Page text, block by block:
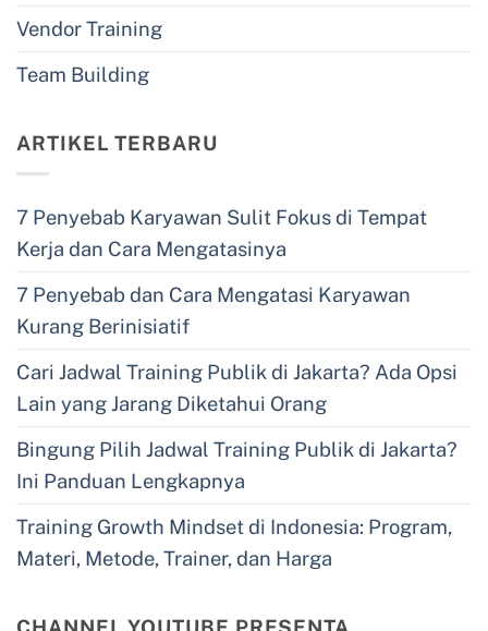
Vendor Training
Team Building
ARTIKEL TERBARU
7 Penyebab Karyawan Sulit Fokus di Tempat
Kerja dan Cara Mengatasinya
7 Penyebab dan Cara Mengatasi Karyawan
Kurang Berinisiatif
Cari Jadwal Training Publik di Jakarta? Ada Opsi
Lain yang Jarang Diketahui Orang
Bingung Pilih Jadwal Training Publik di Jakarta?
Ini Panduan Lengkapnya
Training Growth Mindset di Indonesia: Program,
Materi, Metode, Trainer, dan Harga